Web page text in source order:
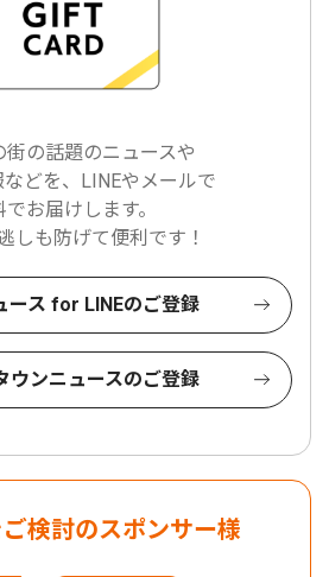
街の話題のニュースや
どを、LINEやメールで
でお届けします。
しも防げて便利です！
ース for LINEのご登録
ウンニュースのご登録
検討のスポンサー様